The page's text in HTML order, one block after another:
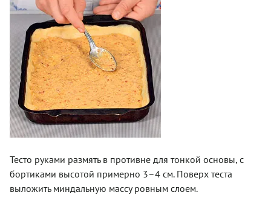
Тесто руками размять в противне для тонкой основы, с
бортиками высотой примерно 3–4 см. Поверх теста
выложить миндальную массу ровным слоем.